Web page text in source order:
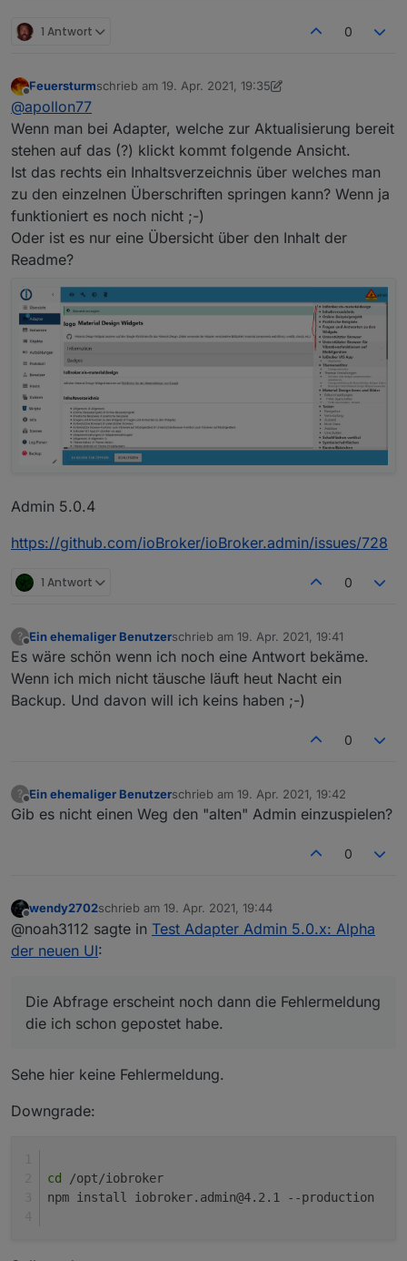
1 Antwort 0
Offline
Feuersturmschrieb am 19. Apr. 2021, 19:35
zuletzt editiert von Feuersturm
@apollon77
Wenn man bei Adapter, welche zur Aktualisierung bereit
stehen auf das (?) klickt kommt folgende Ansicht.
Ist das rechts ein Inhaltsverzeichnis über welches man
zu den einzelnen Überschriften springen kann? Wenn ja
funktioniert es noch nicht ;-)
Oder ist es nur eine Übersicht über den Inhalt der
Readme?
Admin 5.0.4
https://github.com/ioBroker/ioBroker.admin/issues/728
1 Antwort 0
?
Offline
Ein ehemaliger Benutzerschrieb am 19. Apr. 2021, 19:41
zuletzt editiert von
Es wäre schön wenn ich noch eine Antwort bekäme.
Wenn ich mich nicht täusche läuft heut Nacht ein
Backup. Und davon will ich keins haben ;-)
0
?
Offline
Ein ehemaliger Benutzerschrieb am 19. Apr. 2021, 19:42
zuletzt editiert von
Gib es nicht einen Weg den "alten" Admin einzuspielen?
0
Offline
wendy2702schrieb am 19. Apr. 2021, 19:44
zuletzt editiert von
@noah3112 sagte in Test Adapter Admin 5.0.x: Alpha
der neuen UI:
Die Abfrage erscheint noch dann die Fehlermeldung
die ich schon gepostet habe.
Sehe hier keine Fehlermeldung.
Downgrade:
cd
/opt/iobroker
npm install iobroker.admin@4.2.1 --production